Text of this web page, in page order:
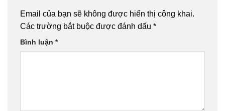
Email của bạn sẽ không được hiển thị công khai.
Các trường bắt buộc được đánh dấu *
Bình luận *